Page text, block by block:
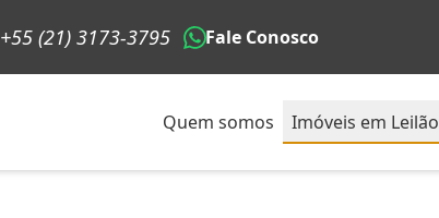
+55 (21) 3173-3795 Fale Conosco
Quem somos Imóveis em Leilão